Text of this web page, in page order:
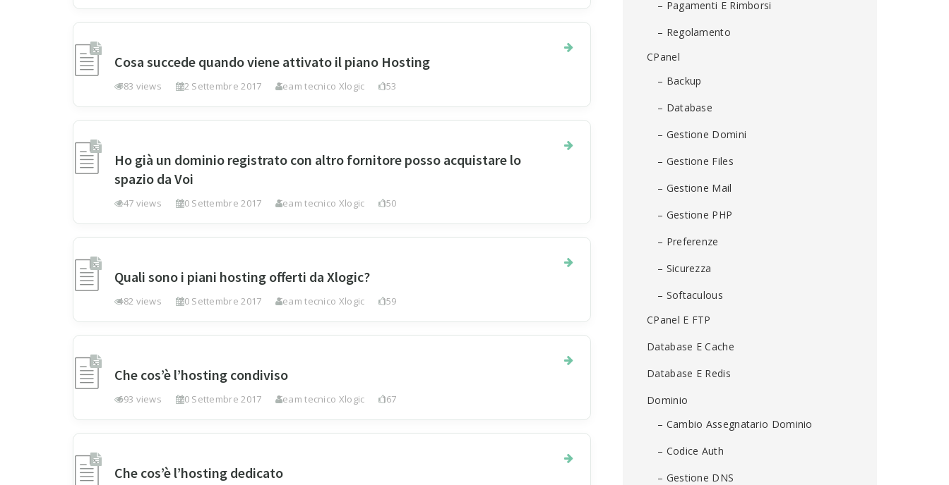
Cosa succede quando viene attivato il piano Hosting
783 views 22 Settembre 2017 Team tecnico Xlogic 153
Ho già un dominio registrato con altro fornitore posso acquistare lo
spazio da Voi
247 views 20 Settembre 2017 Team tecnico Xlogic 150
Quali sono i piani hosting offerti da Xlogic?
482 views 20 Settembre 2017 Team tecnico Xlogic 159
Che cos’è l’hosting condiviso
693 views 20 Settembre 2017 Team tecnico Xlogic 167
Che cos’è l’hosting dedicato
– Pagamenti E Rimborsi
– Regolamento
CPanel
– Backup
– Database
– Gestione Domini
– Gestione Files
– Gestione Mail
– Gestione PHP
– Preferenze
– Sicurezza
– Softaculous
CPanel E FTP
Database E Cache
Database E Redis
Dominio
– Cambio Assegnatario Dominio
– Codice Auth
– Gestione DNS